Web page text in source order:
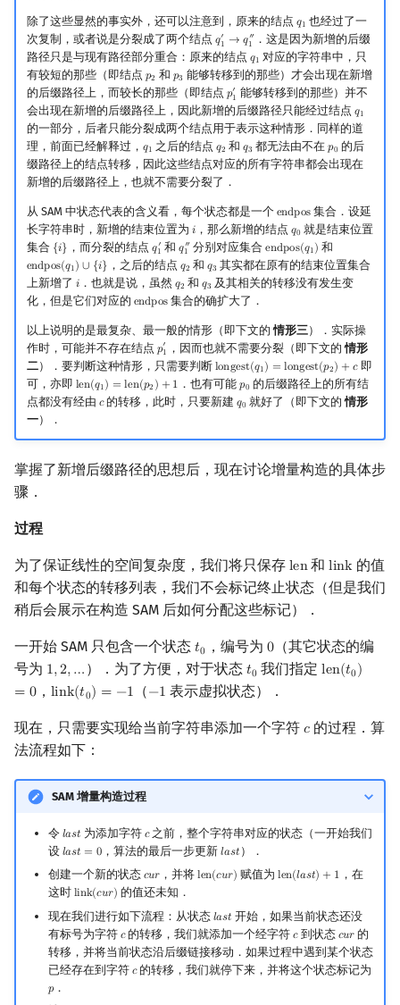
除了这些显然的事实外，还可以注意到，原来的结点 𝑞1
q1 也经过了一
次复制，或者说是分裂成了两个结点 𝑞′
1 → 𝑞″
1
q1 ′→ q1 ．这是因为新增的后缀
路径只是与现有路径部分重合：原来的结点 𝑞1
q1 对应的字符串中，只
有较短的那些（即结点 𝑝2
p2 和 𝑝3
p3 能够转移到的那些）才会出现在新增
的后缀路径上，而较长的那些（即结点 𝑝′
1
p1 ′能够转移到的那些）并不
会出现在新增的后缀路径上，因此新增的后缀路径只能经过结点 𝑞1
q1
的一部分，后者只能分裂成两个结点用于表示这种情形．同样的道
理，前面已经解释过， 𝑞1
q1 之后的结点 𝑞2
q2 和𝑞3
q3都无法由不在𝑝0
p0的后
缀路径上的结点转移，因此这些结点对应的所有字符串都会出现在
新增的后缀路径上，也就不需要分裂了．
从 SAM 中状态代表的含义看，每个状态都是一个 endpos
endpos集合．设延
长字符串时，新增的结束位置为 𝑖i，那么新增的结点 𝑞0
q0就是结束位置
集合 {𝑖}
{i} ，而分裂的结点 𝑞′
1
q1 ′和 𝑞″
1
q1 ″分别对应集合endpos(𝑞1)
endpos(q1 )和
endpos(𝑞1) ∪ {𝑖}
endpos(q1 )∪{i} ，之后的结点 𝑞2
q2 和𝑞3
q3其实都在原有的结束位置集合
上新增了 𝑖i．也就是说，虽然 𝑞2
q2 和𝑞3
q3及其相关的转移没有发生变
化，但是它们对应的 endpos
endpos集合的确扩大了．
以上说明的是最复杂、最一般的情形（即下文的情形三）．实际操
作时，可能并不存在结点 𝑝′
1
p1 ，因而也就不需要分裂（即下文的情形
二）．要判断这种情形，只需要判断 longest(𝑞1) = longest(𝑝2) + 𝑐
longest(q1 )=longest(p2) +c
即
可，亦即 len(𝑞1) = len(𝑝2 ) + 1
len(q1 =len(p2) + 1 ．也有可能𝑝0
p0 的后缀路径上的所有结
点都没有经由 𝑐
c的转移，此时，只要新建𝑞0
q0就好了（即下文的情形
一）．
掌握了新增后缀路径的思想后，现在讨论增量构造的具体步
骤．
过程
为了保证线性的空间复杂度，我们将只保存 len
len和link
link的值
和每个状态的转移列表，我们不会标记终止状态（但是我们
稍后会展示在构造 SAM 后如何分配这些标记）．
一开始 SAM 只包含一个状态 𝑡0
t0 ，编号为 0
0（其它状态的编
号为 1,2,…
1,2,… ）．为了方便，对于状态 𝑡0
t0 我们指定len(𝑡0)
= 0
len(t0)
， link(𝑡0) = −1
link(t0) =−1 （−1
−1 表示虚拟状态）．
现在，只需要实现给当前字符串添加一个字符 𝑐
c的过程．算
法流程如下：
SAM 增量构造过程
令 𝑙𝑎𝑠𝑡
last 为添加字符 𝑐
c之前，整个字符串对应的状态（一开始我们
设 𝑙𝑎𝑠𝑡 = 0
last =0 ，算法的最后一步更新𝑙𝑎𝑠𝑡
last ）．
创建一个新的状态 𝑐𝑢𝑟
cur ，并将len(𝑐𝑢𝑟)
len(cur) 赋值为 len(𝑙𝑎𝑠𝑡) + 1
len(last) +1
，在
这时 link(𝑐𝑢𝑟)
link(cur) 的值还未知．
现在我们进行如下流程：从状态 𝑙𝑎𝑠𝑡
last 开始，如果当前状态还没
有标号为字符 𝑐
c的转移，我们就添加一个经字符𝑐
c到状态 𝑐𝑢𝑟
cur 的
转移，并将当前状态沿后缀链接移动．如果过程中遇到某个状态
已经存在到字符 𝑐
c的转移，我们就停下来，并将这个状态标记为
𝑝
p．